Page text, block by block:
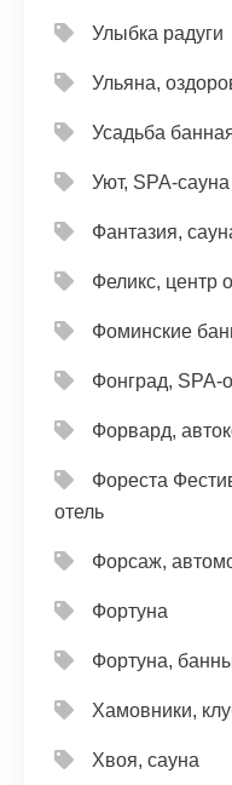
Улыбка радуги
Ульяна,
Усадьба
Уют, SPA-сауна
Фантазия,
Феликс, центр
Фоминские
Фонград, SPA-
Форвард,
Фореста
отель
Форсаж,
Фортуна
Фортуна,
Хамовники,
Хвоя, сауна